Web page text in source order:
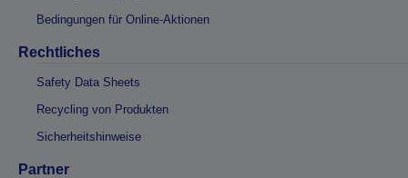
Bedingungen für Online-Aktionen
Rechtliches
Safety Data Sheets
Recycling von Produkten
Sicherheitshinweise
Partner